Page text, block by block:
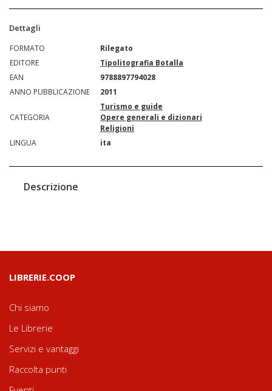
Dettagli
FORMATO
Rilegato
EDITORE
Tipolitografia Botalla
EAN
9788897794028
ANNO PUBBLICAZIONE
2011
CATEGORIA
Turismo e guide
Opere generali e dizionari
Religioni
LINGUA
ita
Descrizione
LIBRERIE.COOP
Chi siamo
Le Librerie
Servizi e vantaggi
Raccolta punti